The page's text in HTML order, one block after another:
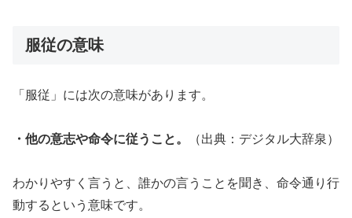
服従の意味
「服従」には次の意味があります。
・他の意志や命令に従うこと。 （出典：デジタル大辞泉）
わかりやすく言うと、誰かの言うことを聞き、命令通り行
動するという意味です。